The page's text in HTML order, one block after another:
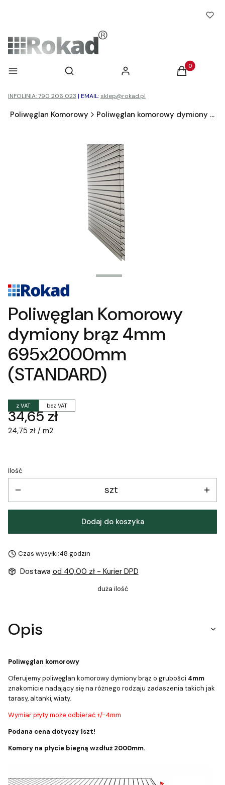
Menu Otwórz wyszukiwarkę
Szukaj Zaloguj się Produkty w
Koszyk
INFOLINIA: 790 206 023 | EMAIL: sklep@rokad.pl
Poliwęglan Komorowy Poliwęglan komorowy dymiony brąz
Poliwęglan Komorowy
dymiony brąz 4mm
695x2000mm
(STANDARD)
z VAT bez VAT
Cena
34,65 zł
24,75 zł / m2
Ilość
szt
Dodaj do koszyka
Czas wysyłki:48 godzin
Dostawa od 40,00 zł - Kurier DPD
duża ilość
Opis
Poliwęglan komorowy
Oferujemy poliwęglan komorowy dymiony brąz o grubości 4mm
znakomicie nadający się na różnego rodzaju zadaszenia takich jak
tarasy, altanki, wiaty.
Wymiar płyty może odbierać +/-4mm
Podana cena dotyczy 1szt!
Komory na płycie biegną wzdłuż 2000mm.